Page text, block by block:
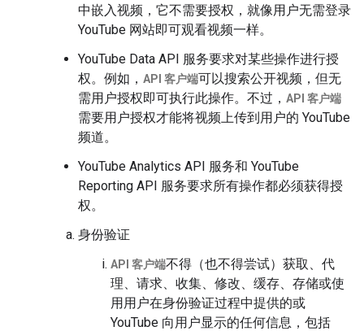
中嵌入视频，它不需要授权，就像用户无需登录
YouTube 网站即可观看视频一样。
YouTube Data API 服务要求对某些操作进行授
权。例如， API 客户端可以搜索公开视频，但无
需用户授权即可执行此操作。不过， API 客户端
需要用户授权才能将视频上传到用户的 YouTube
频道。
YouTube Analytics API 服务和 YouTube
Reporting API 服务要求所有操作都必须获得授
权。
身份验证
API 客户端不得（也不得尝试）获取、代
理、请求、收集、修改、缓存、存储或使
用用户在身份验证过程中提供的或
YouTube 向用户显示的任何信息，包括